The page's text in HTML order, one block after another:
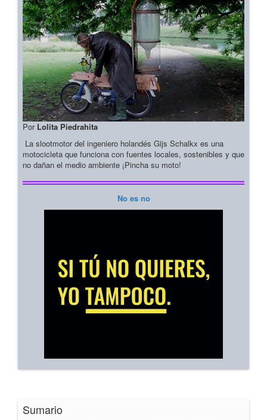
Por Lolita Piedrahita
La slootmotor del ingeniero holandés Gijs Schalkx es una
motocicleta que funciona con fuentes locales, sostenibles y que
no dañan el medio ambiente ¡Pincha su moto!
No es no
Sumario